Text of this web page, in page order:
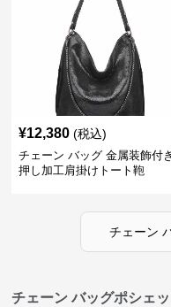
¥12,380 (税込)
チェーン バッグ 金属装飾付
押し加工肩掛けトート鞄
チェーン
チェーン バッグポシェ